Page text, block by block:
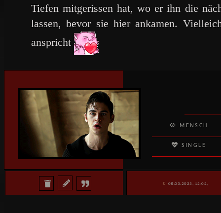
Tiefen mitgerissen hat, wo er ihn die
lassen, bevor sie hier ankamen.
anspricht
MENSCH
SINGLE
08.03.2023, 12:02,